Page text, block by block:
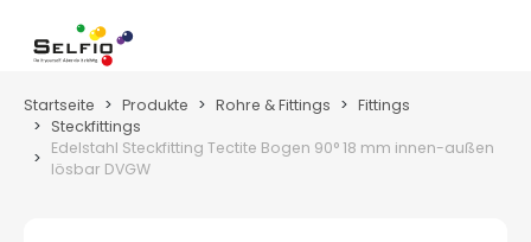
Zum Hauptinhalt springen
Startseite Produkte Rohre & Fittings
Fittings
Steckfittings
Edelstahl Steckfitting Tectite Bogen 90° 18 mm innen-außen
lösbar DVGW